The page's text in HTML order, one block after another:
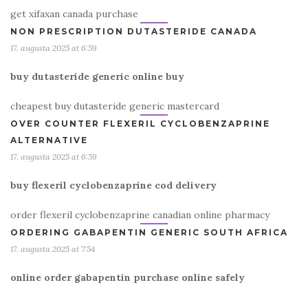
get xifaxan canada purchase
NON PRESCRIPTION DUTASTERIDE CANADA
17. augusta 2025 at 6:59
buy dutasteride generic online buy
cheapest buy dutasteride generic mastercard
OVER COUNTER FLEXERIL CYCLOBENZAPRINE
ALTERNATIVE
17. augusta 2025 at 6:59
buy flexeril cyclobenzaprine cod delivery
order flexeril cyclobenzaprine canadian online pharmacy
ORDERING GABAPENTIN GENERIC SOUTH AFRICA
17. augusta 2025 at 7:54
online order gabapentin purchase online safely